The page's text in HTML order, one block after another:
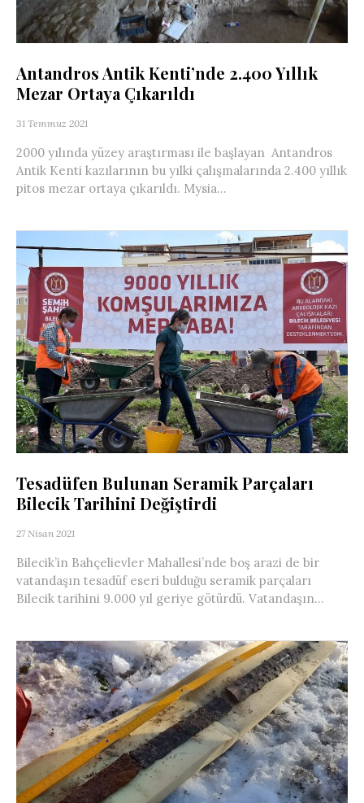
Antandros Antik Kenti’nde 2.400 Yıllık
Mezar Ortaya Çıkarıldı
31 Temmuz 2021
2000 yılında yüzey araştırması ile başlayan Antandros
Antik Kenti kazılarının bu yılki çalışmalarında 2.400 yıllık
pitos mezar ortaya çıkarıldı. Mysia...
Tesadüfen Bulunan Seramik Parçaları
Bilecik Tarihini Değiştirdi
27 Nisan 2021
Bilecik’in Bahçelievler Mahallesi’nde boş arazi de bir
vatandaşın tesadüf eseri bulduğu seramik parçaları
Bilecik tarihini 9.000 yıl geriye götürdü. Vatandaşın...